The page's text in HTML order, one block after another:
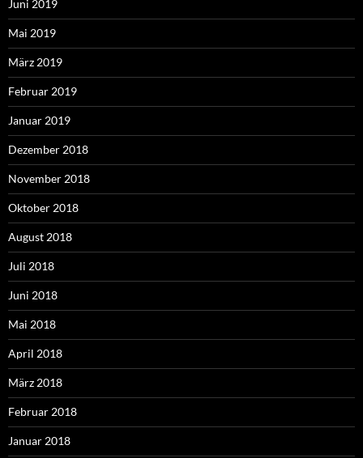
Juni 2019
Mai 2019
März 2019
Februar 2019
Januar 2019
Dezember 2018
November 2018
Oktober 2018
August 2018
Juli 2018
Juni 2018
Mai 2018
April 2018
März 2018
Februar 2018
Januar 2018